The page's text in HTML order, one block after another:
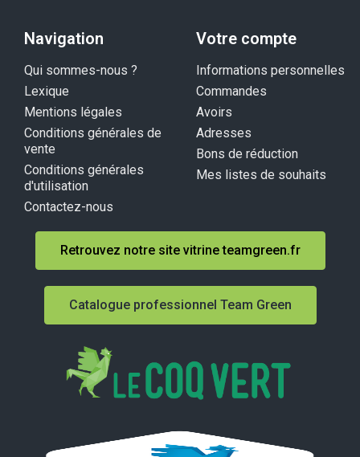
Navigation
Qui sommes-nous ?
Lexique
Mentions légales
Conditions générales de
vente
Conditions générales
d'utilisation
Contactez-nous
Votre compte
Informations personnelles
Commandes
Avoirs
Adresses
Bons de réduction
Mes listes de souhaits
Retrouvez notre site vitrine teamgreen.fr
Catalogue professionnel Team Green